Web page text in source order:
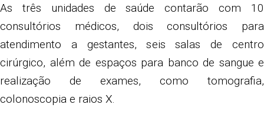
As três unidades de saúde contarão com 10
consultórios médicos, dois consultórios para
atendimento a gestantes, seis salas de centro
cirúrgico, além de espaços para banco de sangue e
realização de exames, como tomografia,
colonoscopia e raios X.